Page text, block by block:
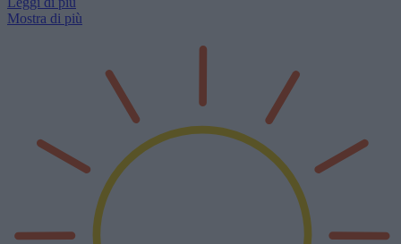
Mostra di più